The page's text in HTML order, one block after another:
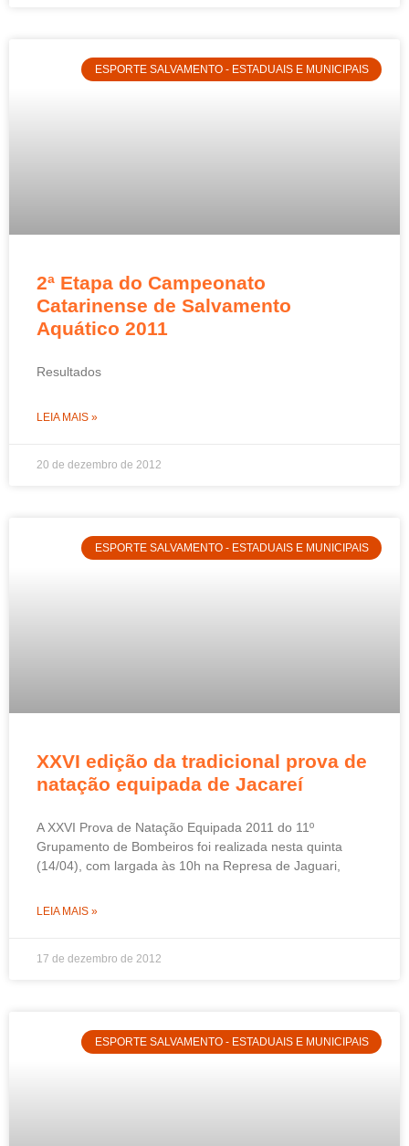
ESPORTE SALVAMENTO - ESTADUAIS E MUNICIPAIS
2ª Etapa do Campeonato
Catarinense de Salvamento
Aquático 2011
Resultados
LEIA MAIS »
20 de dezembro de 2012
ESPORTE SALVAMENTO - ESTADUAIS E MUNICIPAIS
XXVI edição da tradicional prova de
natação equipada de Jacareí
A XXVI Prova de Natação Equipada 2011 do 11º
Grupamento de Bombeiros foi realizada nesta quinta
(14/04), com largada às 10h na Represa de Jaguari,
LEIA MAIS »
17 de dezembro de 2012
ESPORTE SALVAMENTO - ESTADUAIS E MUNICIPAIS